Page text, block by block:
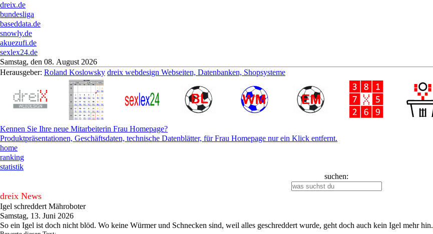
dreix.de
bundesliga
baseddata.de
snowly.de
akuezufi.de
sexlex24.de
Samstag, den 08. August 2026
Herausgeber: Roland Koslowsky dreix webdesign Webseiten, Datenbanken, Shopsysteme
Kennen Sie Ihre neue Mitarbeiterin Frau Homepage?
Produktpräsentationen, Geschäftsdaten, technische Datenblätter, für Frau Homepage nur ein Klick entfernt.
home
ranking
statistik
suchen:
dreix News
Igel schreddert Mähroboter
Samstag, 13. Juni 2026
So ein Igel ist doch nicht blöd. Wo keine Würmer und Schnecken sind, weil alles geschreddert wurde, geht doch auch kein Igel mehr hin.